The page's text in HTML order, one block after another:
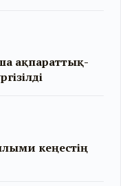
ақпараттық-
кеңестің